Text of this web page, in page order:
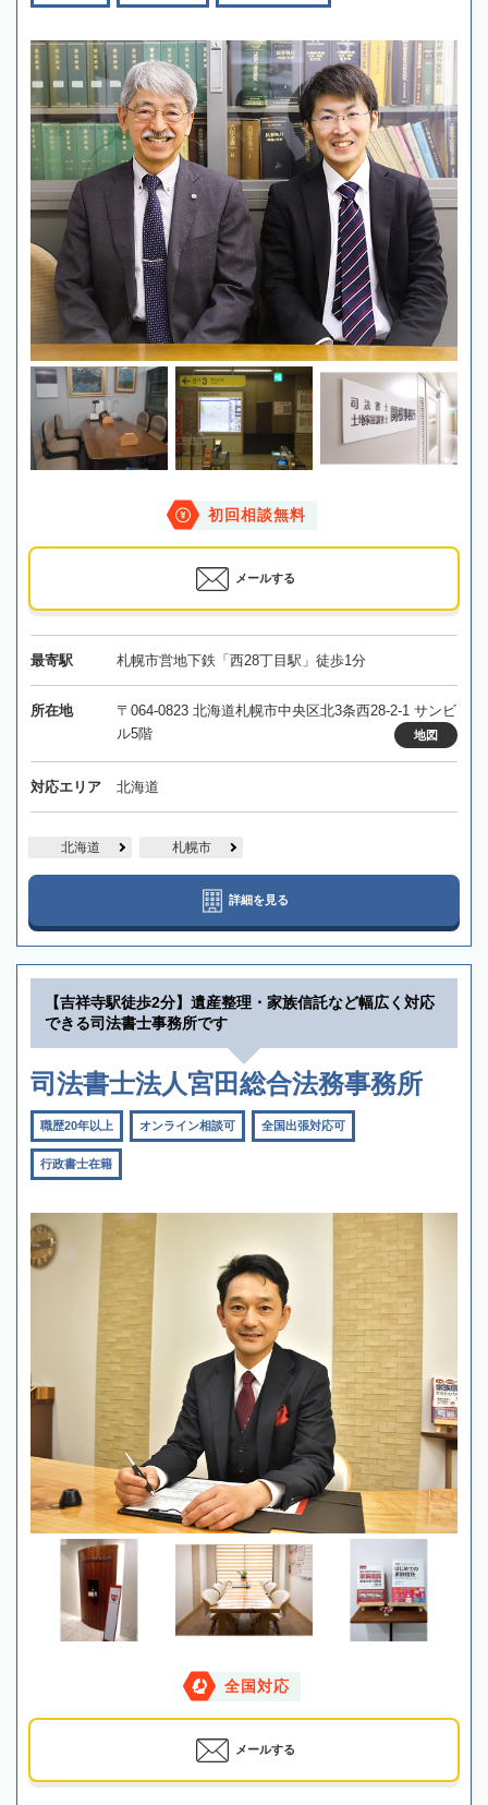
初回相談無料
メールする
最寄駅 札幌市営地下鉄「西28丁目駅」徒歩1分
所在地
〒064-0823 北海道札幌市中央区北3条西28-2-1 サンビ
ル5階
地図
対応エリア 北海道
北海道 札幌市
詳細を見る
【吉祥寺駅徒歩2分】遺産整理・家族信託など幅広く対応
できる司法書士事務所です
司法書士法人宮田総合法務事務所
職歴20年以上 オンライン相談可 全国出張対応可
行政書士在籍
全国対応
メールする